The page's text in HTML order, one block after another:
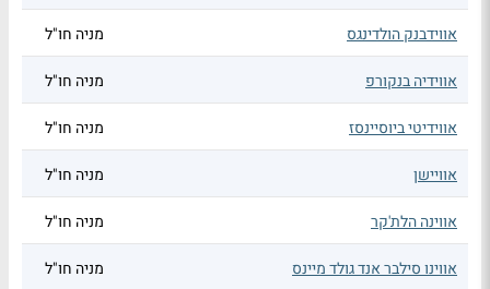
אווידבנק הולדינגס מניה חו"ל
אווידיה בנקורפ מניה חו"ל
אווידיטי ביוסיינסז מניה חו"ל
אוויישן מניה חו"ל
אווינה הלת'קר מניה חו"ל
אווינו סילבר אנד גולד מיינס מניה חו"ל